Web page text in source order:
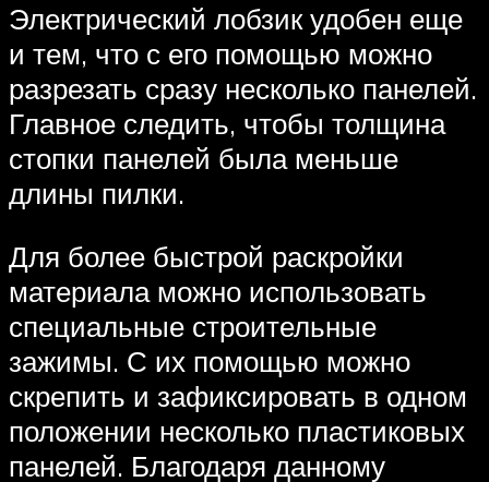
Электрический лобзик удобен еще
и тем, что с его помощью можно
разрезать сразу несколько панелей.
Главное следить, чтобы толщина
стопки панелей была меньше
длины пилки.
Для более быстрой раскройки
материала можно использовать
специальные строительные
зажимы. С их помощью можно
скрепить и зафиксировать в одном
положении несколько пластиковых
панелей. Благодаря данному